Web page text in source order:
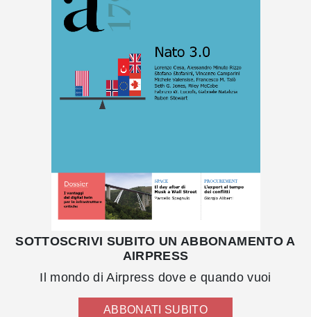
SOTTOSCRIVI SUBITO UN ABBONAMENTO A
AIRPRESS
Il mondo di Airpress dove e quando vuoi
ABBONATI SUBITO